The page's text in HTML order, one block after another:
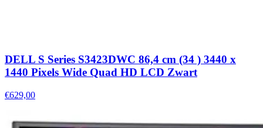
DELL S Series S3423DWC 86,4 cm (34 ) 3440 x
1440 Pixels Wide Quad HD LCD Zwart
€629,00